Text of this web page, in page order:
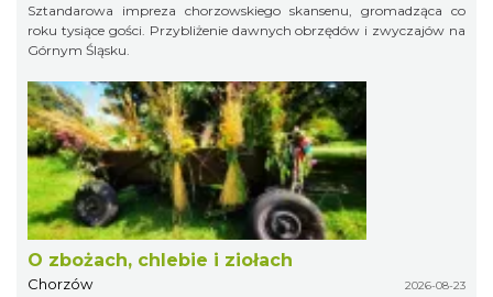
Sztandarowa impreza chorzowskiego skansenu, gromadząca co
roku tysiące gości. Przybliżenie dawnych obrzędów i zwyczajów na
Górnym Śląsku.
O zbożach, chlebie i ziołach
Chorzów 2026-08-23